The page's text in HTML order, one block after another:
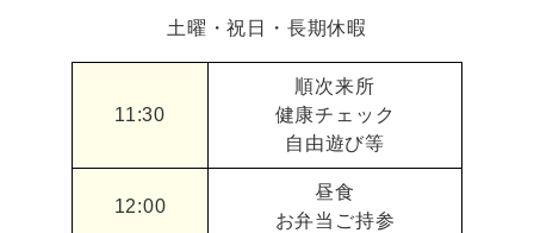
土曜・祝日・長期休暇
11:30
順次来所
健康チェック
自由遊び等
12:00
昼食
お弁当ご持参